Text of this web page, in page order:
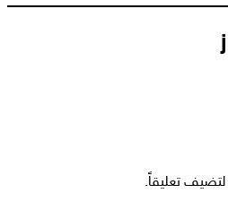
لتضيف تعليقاً.